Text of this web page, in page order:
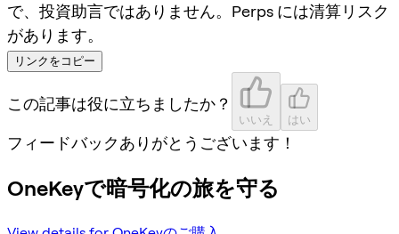
で、投資助言ではありません。Perps には清算リスク
があります。
リンクをコピー
この記事は役に立ちましたか？
いいえ はい
フィードバックありがとうございます！
OneKeyで暗号化の旅を守る